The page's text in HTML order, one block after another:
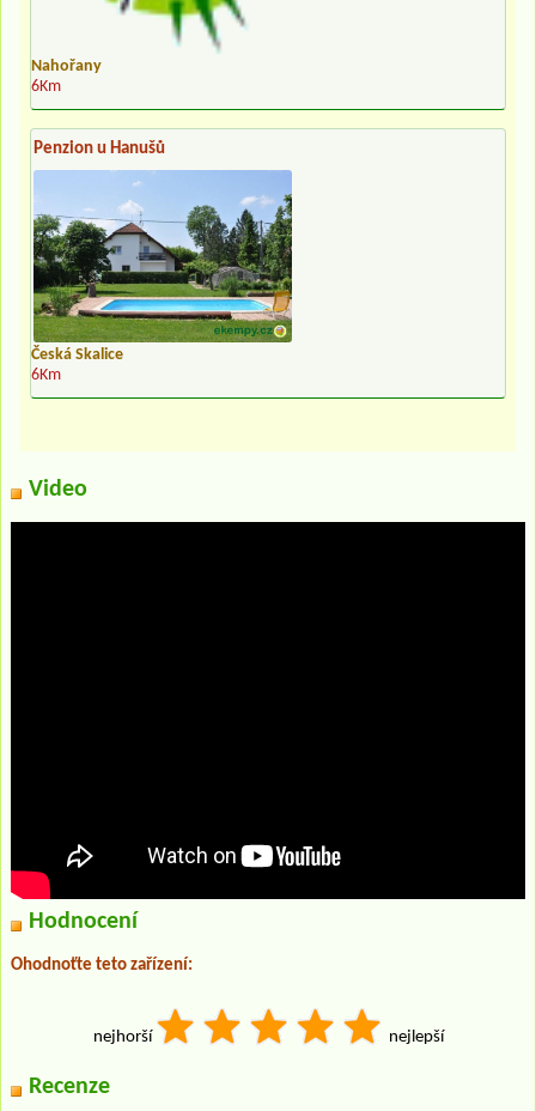
Nahořany
6Km
Penzion u Hanušů
Česká Skalice
6Km
Video
Hodnocení
Ohodnoťte teto zařízení:
nejhorší nejlepší
Recenze